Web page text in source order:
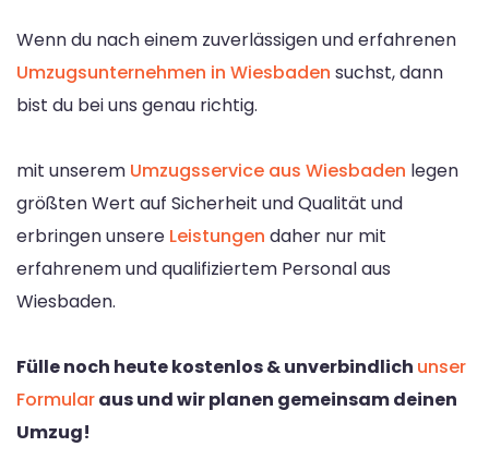
Wenn du nach einem zuverlässigen und erfahrenen
Umzugsunternehmen in Wiesbaden suchst, dann
bist du bei uns genau richtig.
mit unserem Umzugsservice aus Wiesbaden legen
größten Wert auf Sicherheit und Qualität und
erbringen unsere Leistungen daher nur mit
erfahrenem und qualifiziertem Personal aus
Wiesbaden.
Fülle noch heute kostenlos & unverbindlich unser
Formularaus und wir planen gemeinsam deinen
Umzug!